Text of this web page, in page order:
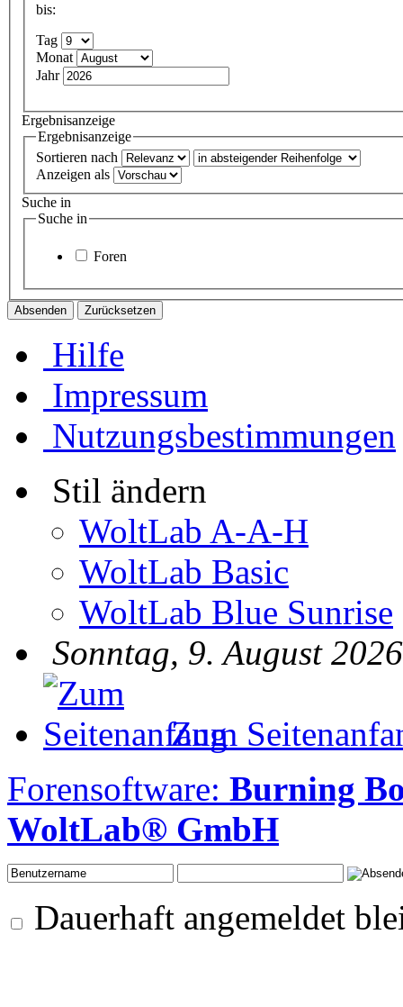
bis:
Tag
Monat
Jahr
Ergebnisanzeige
Ergebnisanzeige
Sortieren nach
Anzeigen als
Suche in
Suche in
Foren
Hilfe
Impressum
Nutzungsbestimmungen
Stil ändern
WoltLab A-A-H
WoltLab Basic
WoltLab Blue Sunrise
Sonntag, 9. August
Zum
Forensoftware: Burning
WoltLab® GmbH
Dauerhaft angemeldet